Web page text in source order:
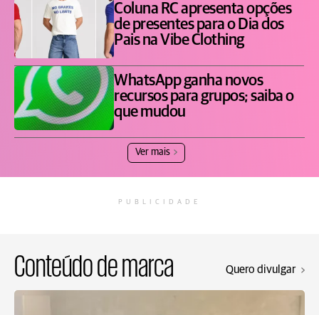
Coluna RC apresenta opções
de presentes para o Dia dos
Pais na Vibe Clothing
WhatsApp ganha novos
recursos para grupos; saiba o
que mudou
Ver mais
PUBLICIDADE
Conteúdo de marca Quero divulgar